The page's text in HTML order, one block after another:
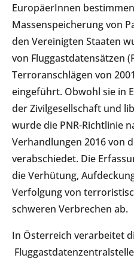
EuropäerInnen
Massenspeicherung von
den Vereinigten Staaten
von Fluggastdatensätzen
Terroranschlägen von
eingeführt. Obwohl sie in
der Zivilgesellschaft und
wurde die PNR-Richtlinie
Verhandlungen 2016 von
verabschiedet. Die
die Verhütung,
Verfolgung von
schweren Verbrechen ab.
In Österreich verarbeitet